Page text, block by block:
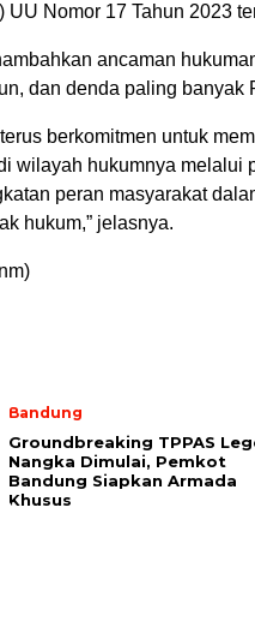
UU Nomor 17 Tahun 2023
ancaman
dan denda paling banyak
berkomitmen untuk
wilayah hukumnya melalui
peran masyarakat
hukum,” jelasnya.
Bandung
Groundbreaking TPPAS
Nangka Dimulai, Pemkot
Bandung Siapkan Armada
Khusus